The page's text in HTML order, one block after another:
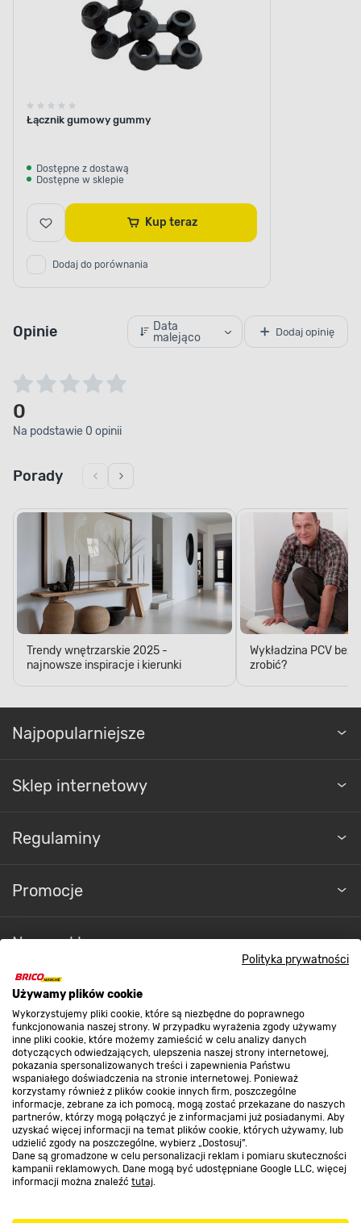
Polityka prywatności
Używamy plików cookie
Wykorzystujemy pliki cookie, które są niezbędne do poprawnego
funkcjonowania naszej strony. W przypadku wyrażenia zgody używamy
inne pliki cookie, które możemy zamieścić w celu analizy danych
dotyczących odwiedzających, ulepszenia naszej strony internetowej,
pokazania spersonalizowanych treści i zapewnienia Państwu
wspaniałego doświadczenia na stronie internetowej. Ponieważ
korzystamy również z plików cookie innych firm, poszczególne
informacje, zebrane za ich pomocą, mogą zostać przekazane do naszych
partnerów, którzy mogą połączyć je z informacjami już posiadanymi. Aby
uzyskać więcej informacji na temat plików cookie, których używamy, lub
udzielić zgody na poszczególne, wybierz „Dostosuj”.
Dane są gromadzone w celu personalizacji reklam i pomiaru skuteczności
kampanii reklamowych. Dane mogą być udostępniane Google LLC, więcej
informacji można znaleźć tutaj.
Łącznik gumowy gummy
Dostępne z dostawą
Dostępne w sklepie
Kup teraz
Dodaj do porównania
Opinie
Data
malejąco
Dodaj opinię
0
Na podstawie 0 opinii
Porady
Trendy wnętrzarskie 2025 -
najnowsze inspiracje i kierunki
Wykładzina PCV bez
zrobić?
Najpopularniejsze
Sklep internetowy
Regulaminy
Promocje
Nasze sklepy
O nas
Kontakt do sklepu
Strefa biznesu
Dołącz do nas